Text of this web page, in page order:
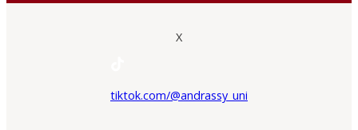
X
tiktok.com/@andrassy_uni